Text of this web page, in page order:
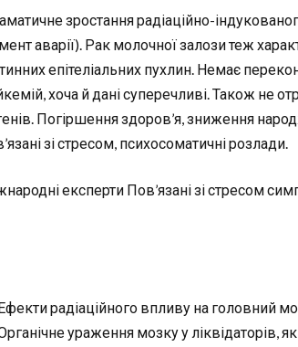
зростання радіаційно-
аварії). Рак молочної залози теж
епітеліальних пухлин. Немає
хоча й дані суперечливі. Також не
Погіршення здоров’я, зниження
зі стресом, психосоматичні розлади.
експерти Пов’язані зі стресом
радіаційного впливу на головний
ураження мозку у ліквідаторів,